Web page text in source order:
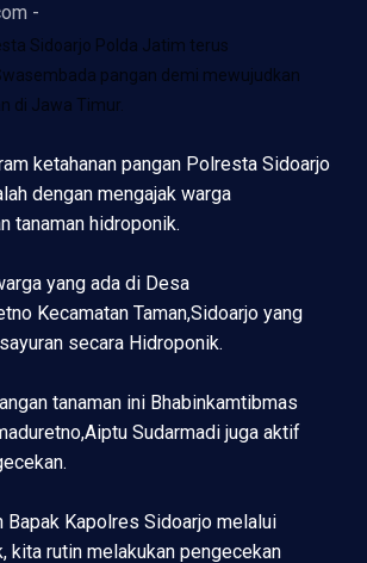
-
Sidoarjo Polda Jatim terus
pangan demi mewujudkan
di Jawa Timur.
ketahanan pangan Polresta Sidoarjo
dengan mengajak warga
tanaman hidroponik.
yang ada di Desa
Kecamatan Taman,Sidoarjo yang
secara Hidroponik.
tanaman ini Bhabinkamtibmas
Sudarmadi juga aktif
Bapak Kapolres Sidoarjo melalui
kita rutin melakukan pengecekan